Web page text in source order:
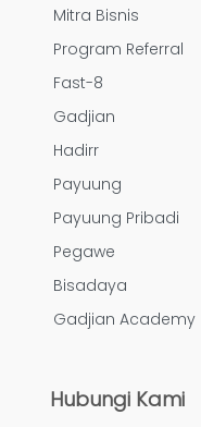
Mitra Bisnis
Program Referral
Fast-8
Gadjian
Hadirr
Payuung
Payuung Pribadi
Pegawe
Bisadaya
Gadjian Academy
Hubungi Kami